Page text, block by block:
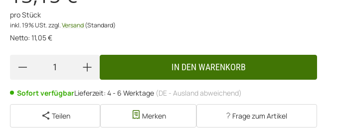
pro Stück
inkl. 19% USt.zzgl.Versand(Standard)
Netto: 11,05€
IN DEN WARENKORB
Sofort verfügbarLieferzeit: 4 - 6 Werktage (DE - Ausland abweichend)
Teilen Merken Frage zum Artikel